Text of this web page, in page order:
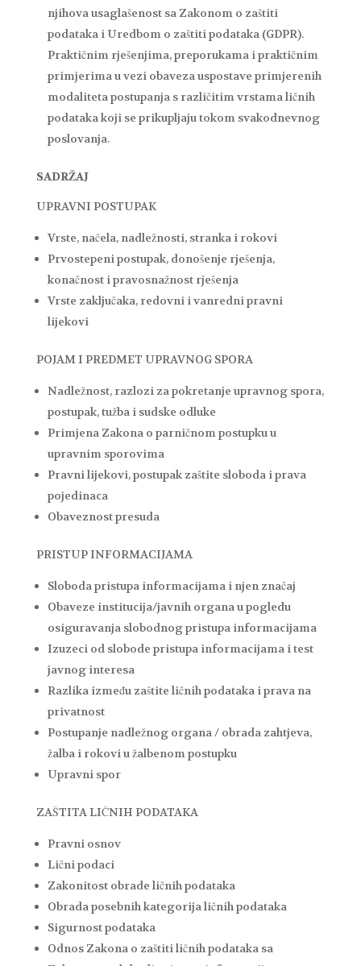
njihova usaglašenost sa Zakonom o zaštiti
podataka i Uredbom o zaštiti podataka (GDPR).
Praktičnim rješenjima, preporukama i praktičnim
primjerima u vezi obaveza uspostave primjerenih
modaliteta postupanja s različitim vrstama ličnih
podataka koji se prikupljaju tokom svakodnevnog
poslovanja.
SADRŽAJ
UPRAVNI POSTUPAK
Vrste, načela, nadležnosti, stranka i rokovi
Prvostepeni postupak, donošenje rješenja,
konačnost i pravosnažnost rješenja
Vrste zaključaka, redovni i vanredni pravni
lijekovi
POJAM I PREDMET UPRAVNOG SPORA
Nadležnost, razlozi za pokretanje upravnog spora,
postupak, tužba i sudske odluke
Primjena Zakona o parničnom postupku u
upravnim sporovima
Pravni lijekovi, postupak zaštite sloboda i prava
pojedinaca
Obaveznost presuda
PRISTUP INFORMACIJAMA
Sloboda pristupa informacijama i njen značaj
Obaveze institucija/javnih organa u pogledu
osiguravanja slobodnog pristupa informacijama
Izuzeci od slobode pristupa informacijama i test
javnog interesa
Razlika između zaštite ličnih podataka i prava na
privatnost
Postupanje nadležnog organa / obrada zahtjeva,
žalba i rokovi u žalbenom postupku
Upravni spor
ZAŠTITA LIČNIH PODATAKA
Pravni osnov
Lični podaci
Zakonitost obrade ličnih podataka
Obrada posebnih kategorija ličnih podataka
Sigurnost podataka
Odnos Zakona o zaštiti ličnih podataka sa